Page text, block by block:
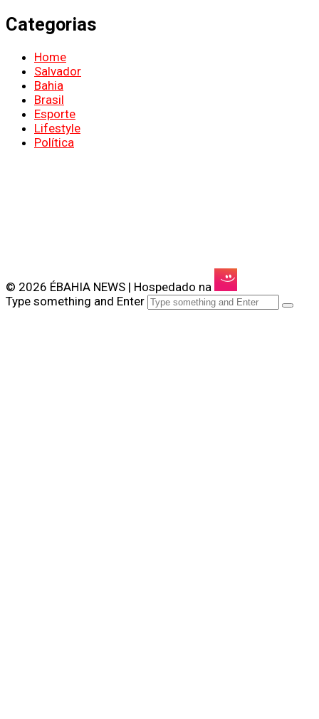
Categorias
Home
Salvador
Bahia
Brasil
Esporte
Lifestyle
Política
© 2026 ÉBAHIA NEWS | Hospedado na
Type something and Enter